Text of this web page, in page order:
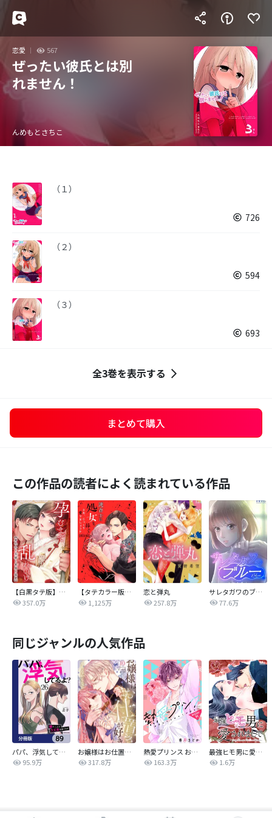
恋愛 567
ぜったい彼氏とは別
れません！
んめもとさちこ
（１）
726
（２）
594
（３）
693
全3巻を表示する
まとめて購入
この作品の読者によく読まれている作品
【白黒タテ版】孕むまで乱れいけ～身代わり花嫁と軍服の猛愛
357.0万
【タテカラー版】漣蒼士に処女を捧ぐ～さあ、じっくり愛でましょうか
1,125万
恋と弾丸
257.8万
サレタガワのブルー【タテヨミ】
77.6万
同じジャンルの人気作品
パパ、浮気してるよ？娘と二人でクズ夫を捨てます【分冊版】
95.9万
お嬢様はお仕置きが好き
317.8万
熱愛プリンス お兄ちゃんはキミが好き
163.3万
最強ヒモ男に愛されまして
1.6万